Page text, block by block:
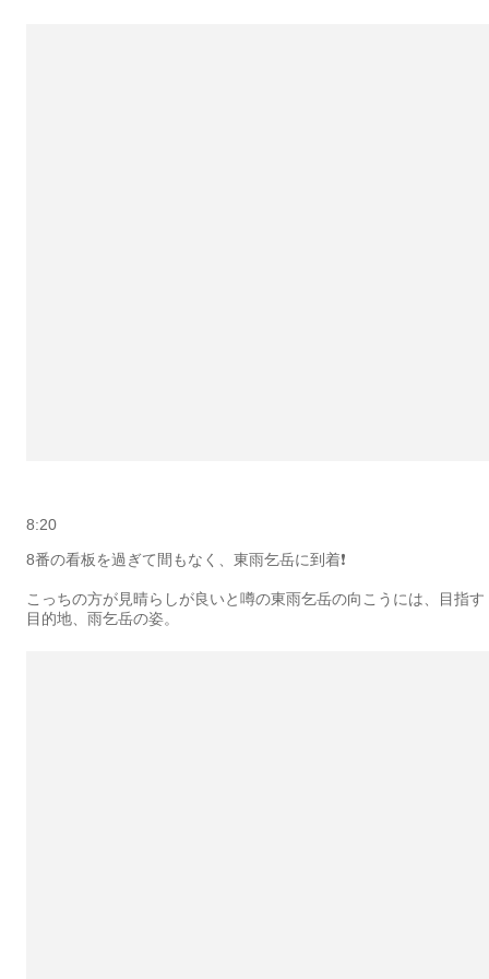
8:20
8番の看板を過ぎて間もなく、東雨乞岳に到着❗️
こっちの方が見晴らしが良いと噂の東雨乞岳の向こうには、目指す
目的地、雨乞岳の姿。